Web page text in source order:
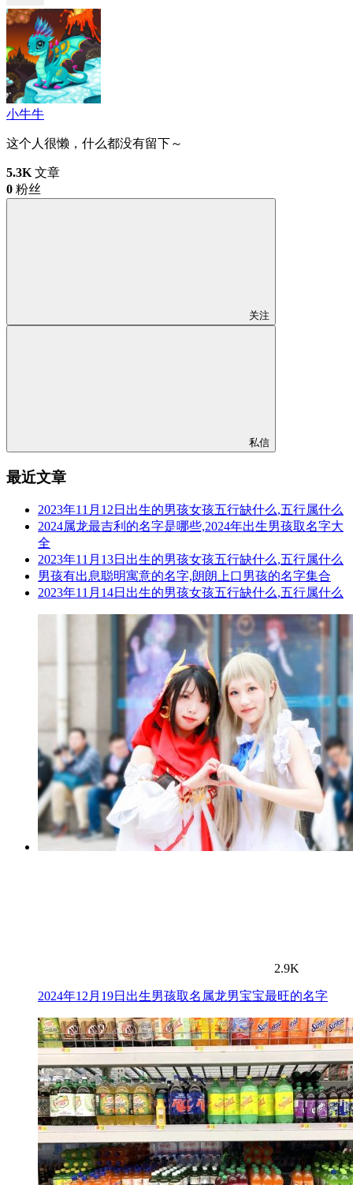
小牛牛
这个人很懒，什么都没有留下～
5.3K 文章
0 粉丝
关注
私信
最近文章
2023年11月12日出生的男孩女孩五行缺什么,五行属什么
2024属龙最吉利的名字是哪些,2024年出生男孩取名字大
全
2023年11月13日出生的男孩女孩五行缺什么,五行属什么
男孩有出息聪明寓意的名字,朗朗上口男孩的名字集合
2023年11月14日出生的男孩女孩五行缺什么,五行属什么
2.9K
2024年12月19日出生男孩取名属龙男宝宝最旺的名字